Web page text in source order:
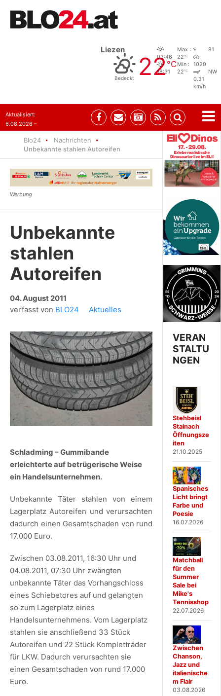
Liezen
Bedeckt 22°C
03:46
18:31
Max :
22°C
Min :
22°C
81
1020
NW
0.31
km/h
Aktualisiert:
6.08.2026 –
Blo24
Nachrichten
Unbekannte stahlen Autoreifen
Unbekannte
stahlen
Autoreifen
04. August 2011
verfasst von BLO24 Aktuelles
Schladming – Gummibande
erleichterte auf betrügerische Weise
ein Handelsunternehmen.
Unbekannte Täter stahlen von einem
Lagerplatz Autoreifen und verursachten
dadurch einen Gesamtschaden von rund
17.000 Euro.
Zwischen 03.08.2011, 16:30 Uhr und
04.08.2011, 07:30 Uhr zwängten
unbekannte Täter das Vorhangschloss
eines Schiebetores auf und gelangten
so zum Lagerplatz eines
Handelsunternehmens. Vom Lagerplatz
stahlen sie anschließend 33 Stück
Autoreifen und 22 Stück Kompletträder
für LKW. Dadurch verursachten sie
einen Gesamtschaden von rund 17.000
Euro.
VERAN
STALTU
NGEN
Stehbeisl
Stainach
Öffnungsze
iten
21.10.2025
Spanisches
Licht bringt
Farbe und
Poesie
16.07.2026
Matchball
für den
Summer
Sale bei
Mike's
Tennisshop
22.07.2026
Zwischen
Chanson,
Jazz und
italienische
m Flair
03.08.2026